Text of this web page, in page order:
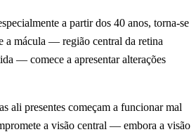
a partir dos 40 anos, torna-se
a mácula — região central da retina
— comece a apresentar alterações
ali presentes começam a funcionar mal
a visão central — embora a visão